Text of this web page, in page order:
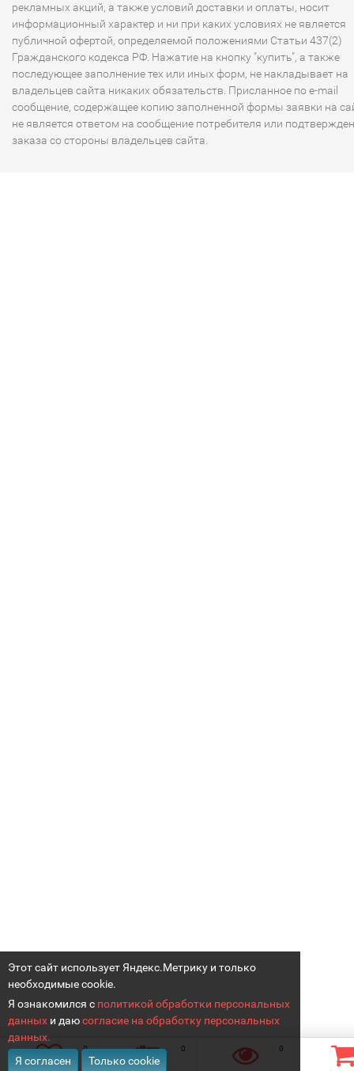
Этот сайт использует Яндекс.Метрику и только
необходимые cookie.
Я ознакомился с политикой обработки персональных
данных и даюсогласие на обработку персональных
данных.
Я согласен
Только cookie
рекламных акций, а также условий доставки и оплаты, носит
информационный характер и ни при каких условиях не является
публичной офертой, определяемой положениями Статьи 437(2)
Гражданского кодекса РФ. Нажатие на кнопку "купить", а также
последующее заполнение тех или иных форм, не накладывает на
владельцев сайта никаких обязательств. Присланное по e-mail
сообщение, содержащее копию заполненной формы заявки на
не является ответом на сообщение потребителя или
заказа со стороны владельцев сайта.
0 0 0